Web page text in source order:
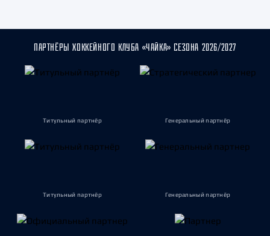
ПАРТНЁРЫ ХОККЕЙНОГО КЛУБА «ЧАЙКА» СЕЗОНА 2026/2027
Титульный партнёр Генеральный партнёр
Титульный партнёр Генеральный партнёр